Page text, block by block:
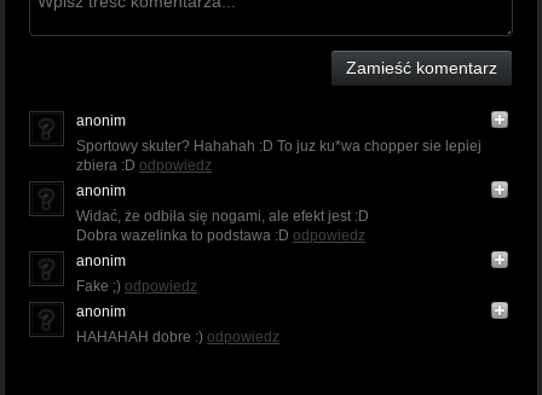
Zamieść komentarz
anonim
Sportowy skuter? Hahahah :D To juz ku*wa chopper sie lepiej
zbiera :D odpowiedz
anonim
Widać, że odbiła się nogami, ale efekt jest :D
Dobra wazelinka to podstawa :D odpowiedz
anonim
Fake ;) odpowiedz
anonim
HAHAHAH dobre :) odpowiedz